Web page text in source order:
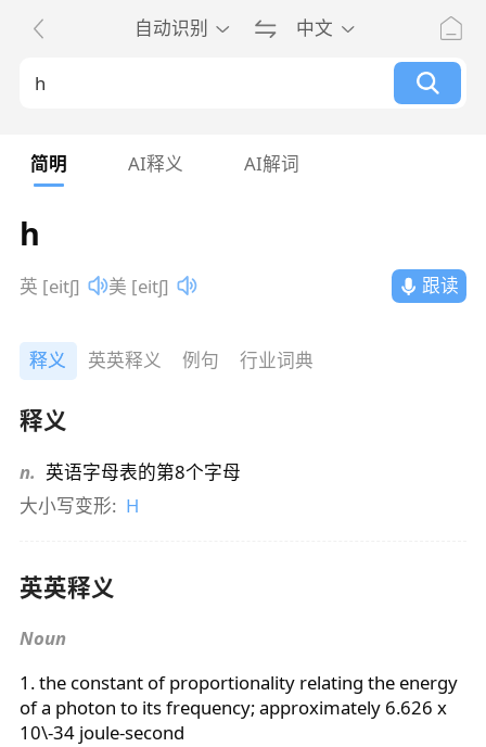
自动识别 中文
简明 AI释义 AI解词
h
英 [eitʃ] 美 [eitʃ] 跟读
释义 英英释义 例句 行业词典
释义
n. 英语字母表的第8个字母
大小写变形: H
英英释义
Noun
1. the constant of proportionality relating the energy
of a photon to its frequency; approximately 6.626 x
10\-34 joule-second